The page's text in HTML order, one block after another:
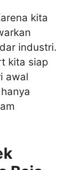
kita
industri.
kita siap
awal